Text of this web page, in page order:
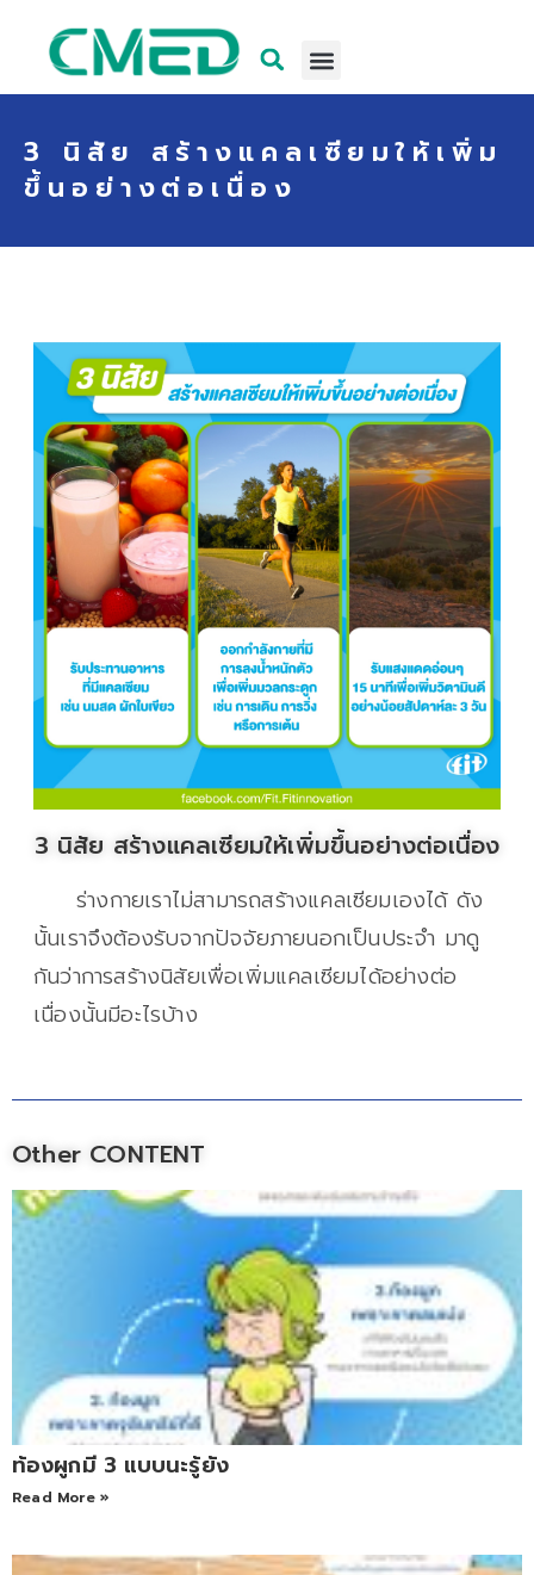
3 นิสัย สร้างแคลเซียมให้เพิ่ม
ขึ้นอย่างต่อเนื่อง
3 นิสัย สร้างแคลเซียมให้เพิ่มขึ้นอย่างต่อเนื่อง
ร่างกายเราไม่สามารถสร้างแคลเซียมเองได้ ดัง
นั้นเราจึงต้องรับจากปัจจัยภายนอกเป็นประจำ มาดู
กันว่าการสร้างนิสัยเพื่อเพิ่มแคลเซียมได้อย่างต่อ
เนื่องนั้นมีอะไรบ้าง
Other CONTENT
ท้องผูกมี 3 แบบนะรู้ยัง
Read More »